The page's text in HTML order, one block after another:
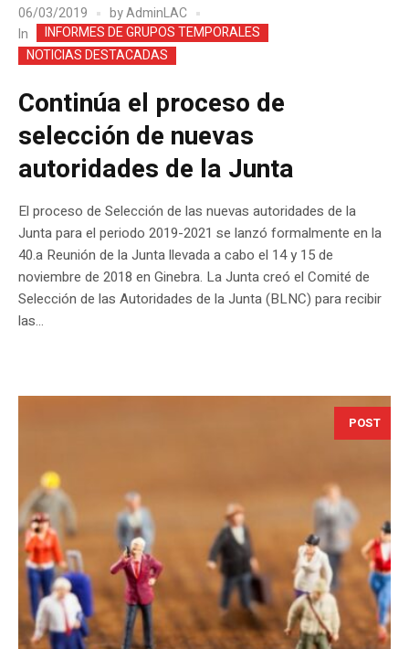
06/03/2019 byAdminLAC
In
INFORMES DE GRUPOS TEMPORALES
NOTICIAS DESTACADAS
Continúa el proceso de
selección de nuevas
autoridades de la Junta
El proceso de Selección de las nuevas autoridades de la
Junta para el periodo 2019-2021 se lanzó formalmente en la
40.a Reunión de la Junta llevada a cabo el 14 y 15 de
noviembre de 2018 en Ginebra. La Junta creó el Comité de
Selección de las Autoridades de la Junta (BLNC) para recibir
las...
POST